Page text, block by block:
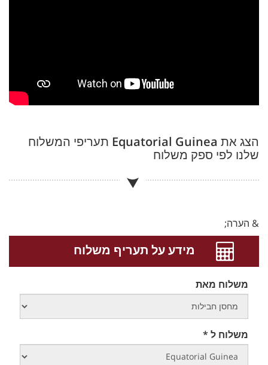
הצג את Equatorial Guinea תעריפי המשלוח
שלנו לפי ספק משלוח
& הערה;
מידע על תעריף משלוח
משלוח מאת
משלוח ל *